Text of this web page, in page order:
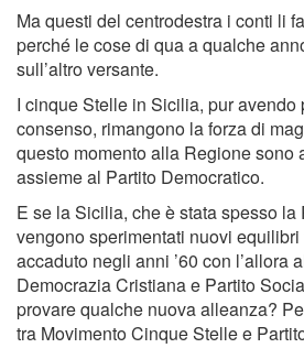
Ma questi del centrodestra i conti li
perché le cose di qua a qualche
sull’altro versante.
I cinque Stelle in Sicilia, pur avendo
consenso, rimangono la forza di
questo momento alla Regione sono
assieme al Partito Democratico.
E se la Sicilia, che è stata spesso
vengono sperimentati nuovi equilibri
accaduto negli anni ’60 con l’allora
Democrazia Cristiana e Partito
provare qualche nuova alleanza?
tra Movimento Cinque Stelle e